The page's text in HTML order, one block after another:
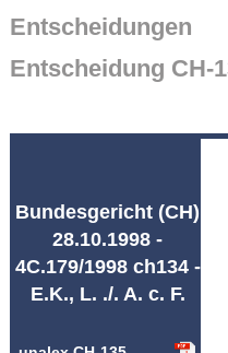
Normtexte
Rechtsprechung
Entscheidungen
Entscheidung CH-
Bundesgericht (CH)
28.10.1998 -
4C.179/1998 ch134 -
E.K., L. ./. A. c. F.